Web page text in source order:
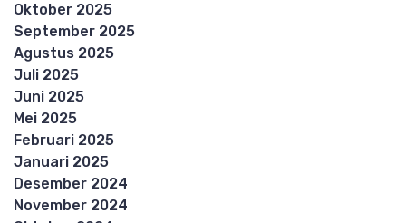
Oktober 2025
September 2025
Agustus 2025
Juli 2025
Juni 2025
Mei 2025
Februari 2025
Januari 2025
Desember 2024
November 2024